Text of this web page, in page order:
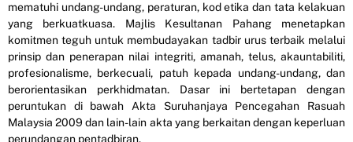
mematuhi undang-undang, peraturan, kod etika dan tata kelakuan
yang berkuatkuasa. Majlis Kesultanan Pahang menetapkan
komitmen teguh untuk membudayakan tadbir urus terbaik melalui
prinsip dan penerapan nilai integriti, amanah, telus, akauntabiliti,
profesionalisme, berkecuali, patuh kepada undang-undang, dan
berorientasikan perkhidmatan. Dasar ini bertetapan dengan
peruntukan di bawah Akta Suruhanjaya Pencegahan Rasuah
Malaysia 2009 dan lain-lain akta yang berkaitan dengan keperluan
perundangan pentadbiran.